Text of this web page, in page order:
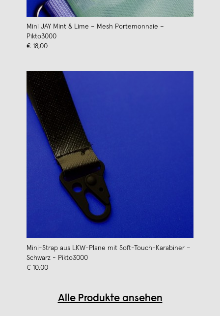
Mini JAY Mint & Lime – Mesh Portemonnaie –
Pikto3000
€ 18,00
Mini-Strap aus LKW-Plane mit Soft-Touch-Karabiner –
Schwarz - Pikto3000
€ 10,00
Alle Produkte ansehen